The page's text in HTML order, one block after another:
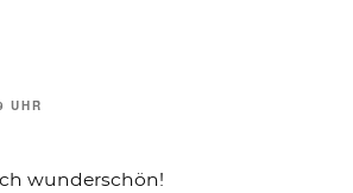
UHR
wunderschön!